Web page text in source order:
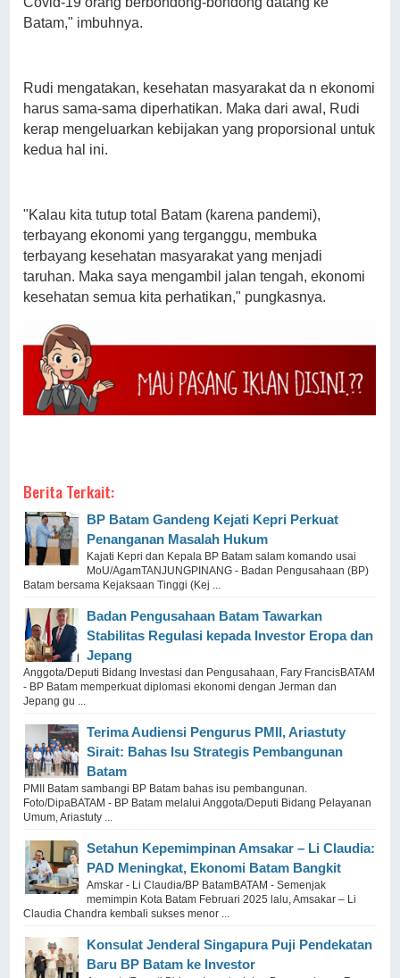
Batam," imbuhnya.
Rudi mengatakan, kesehatan masyarakat da n ekonomi
harus sama-sama diperhatikan. Maka dari awal, Rudi
kerap mengeluarkan kebijakan yang proporsional untuk
kedua hal ini.
"Kalau kita tutup total Batam (karena pandemi),
terbayang ekonomi yang terganggu, membuka
terbayang kesehatan masyarakat yang menjadi
taruhan. Maka saya mengambil jalan tengah, ekonomi
kesehatan semua kita perhatikan," pungkasnya.
Berita Terkait:
BP Batam Gandeng Kejati Kepri Perkuat
Penanganan Masalah Hukum
Kajati Kepri dan Kepala BP Batam salam komando usai
MoU/AgamTANJUNGPINANG - Badan Pengusahaan (BP)
Batam bersama Kejaksaan Tinggi (Kej ...
Badan Pengusahaan Batam Tawarkan
Stabilitas Regulasi kepada Investor Eropa dan
Jepang
Anggota/Deputi Bidang Investasi dan Pengusahaan, Fary FrancisBATAM
- BP Batam memperkuat diplomasi ekonomi dengan Jerman dan
Jepang gu ...
Terima Audiensi Pengurus PMII, Ariastuty
Sirait: Bahas Isu Strategis Pembangunan
Batam
PMII Batam sambangi BP Batam bahas isu pembangunan.
Foto/DipaBATAM - BP Batam melalui Anggota/Deputi Bidang Pelayanan
Umum, Ariastuty ...
Setahun Kepemimpinan Amsakar – Li Claudia:
PAD Meningkat, Ekonomi Batam Bangkit
Amskar - Li Claudia/BP BatamBATAM - Semenjak
memimpin Kota Batam Februari 2025 lalu, Amsakar – Li
Claudia Chandra kembali sukses menor ...
Konsulat Jenderal Singapura Puji Pendekatan
Baru BP Batam ke Investor